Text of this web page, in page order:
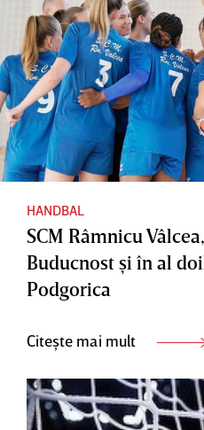
HANDBAL
SCM Râmnicu
Buducnost şi în al
Podgorica
Citește mai mult